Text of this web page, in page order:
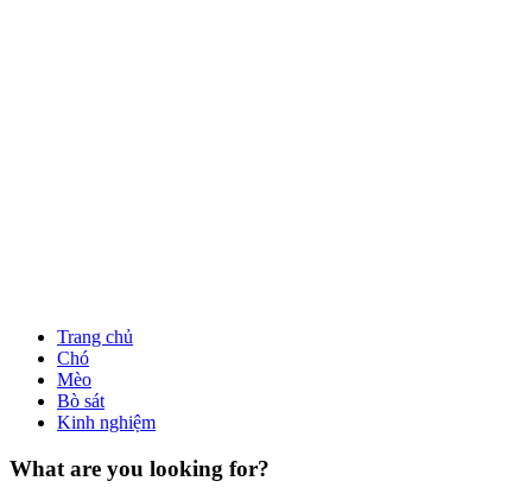
Trang chủ
Chó
Mèo
Bò sát
Kinh nghiệm
What are you looking for?